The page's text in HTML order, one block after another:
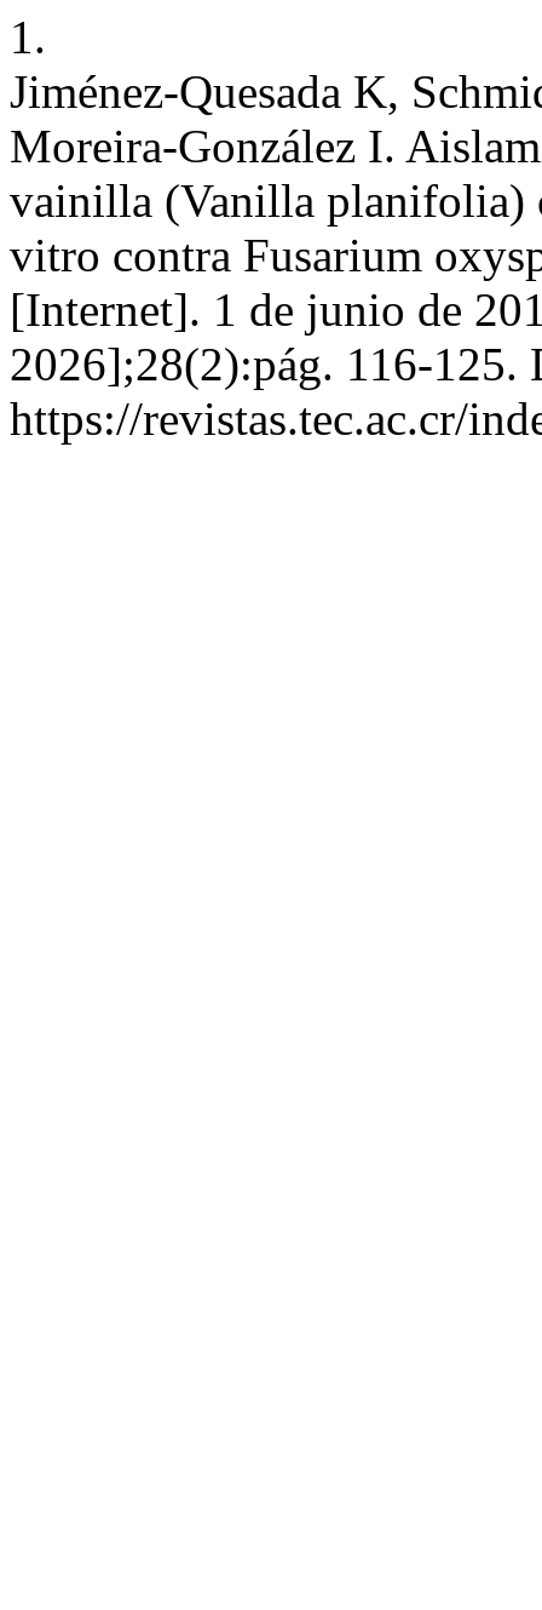
1.
Jiménez-Quesada K,
Moreira-González I.
vainilla (Vanilla planifolia)
vitro contra Fusarium
[Internet]. 1 de junio de
2026];28(2):pág. 116-125.
https://revistas.tec.ac.cr/